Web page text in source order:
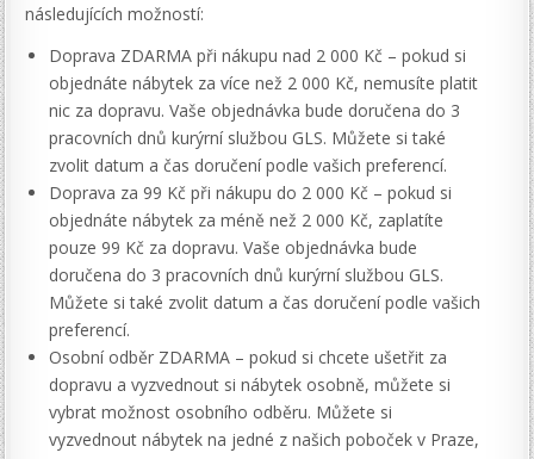
následujících možností:
Doprava ZDARMA při nákupu nad 2 000 Kč – pokud si
objednáte nábytek za více než 2 000 Kč, nemusíte platit
nic za dopravu. Vaše objednávka bude doručena do 3
pracovních dnů kurýrní službou GLS. Můžete si také
zvolit datum a čas doručení podle vašich preferencí.
Doprava za 99 Kč při nákupu do 2 000 Kč – pokud si
objednáte nábytek za méně než 2 000 Kč, zaplatíte
pouze 99 Kč za dopravu. Vaše objednávka bude
doručena do 3 pracovních dnů kurýrní službou GLS.
Můžete si také zvolit datum a čas doručení podle vašich
preferencí.
Osobní odběr ZDARMA – pokud si chcete ušetřit za
dopravu a vyzvednout si nábytek osobně, můžete si
vybrat možnost osobního odběru. Můžete si
vyzvednout nábytek na jedné z našich poboček v Praze,